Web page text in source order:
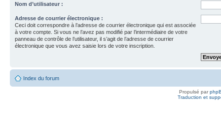
Nom d’utilisateur :
Adresse de courrier électronique :
Ceci doit correspondre à l’adresse de courrier électronique qui est associée
à votre compte. Si vous ne l’avez pas modifié par l’intermédiaire de votre
panneau de contrôle de l’utilisateur, il s’agit de l’adresse de courrier
électronique que vous avez saisie lors de votre inscription.
Index du forum
Propulsé par
Traduction et